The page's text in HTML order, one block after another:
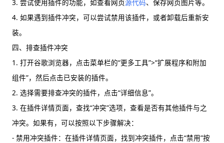
3. 尝试使用插件的功能，如查看网页源代码、保存网页图片等。
4. 如果遇到插件冲突，可以尝试禁用该插件，或者卸载后重新安
装。
四、排查插件冲突
1. 打开谷歌浏览器，点击菜单栏的“更多工具”>“扩展程序和附加
组件”，然后点击已安装的插件。
2. 选择需要排查冲突的插件，点击“详细信息”。
3. 在插件详情页面，查找“冲突”选项，查看是否有其他插件与之
冲突。如果有，可以按照以下步骤解决：
- 禁用冲突插件：在插件详情页面，找到冲突插件，点击“禁用”按